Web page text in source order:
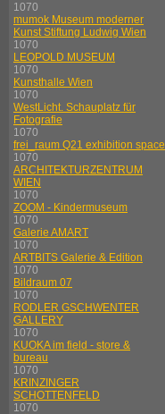
1070
mumok Museum moderner
Kunst Stiftung Ludwig Wien
1070
LEOPOLD MUSEUM
1070
Kunsthalle Wien
1070
WestLicht. Schauplatz für
Fotografie
1070
frei_raum Q21 exhibition space
1070
ARCHITEKTURZENTRUM
WIEN
1070
ZOOM - Kindermuseum
1070
Galerie AMART
1070
ARTBITS Galerie & Edition
1070
Bildraum 07
1070
RODLER GSCHWENTER
GALLERY
1070
KUOKA im field - store &
bureau
1070
KRINZINGER
SCHOTTENFELD
1070